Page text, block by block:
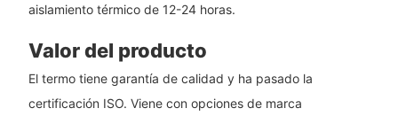
aislamiento térmico de 12-24 horas.
Valor del producto
El termo tiene garantía de calidad y ha pasado la
certificación ISO. Viene con opciones de marca